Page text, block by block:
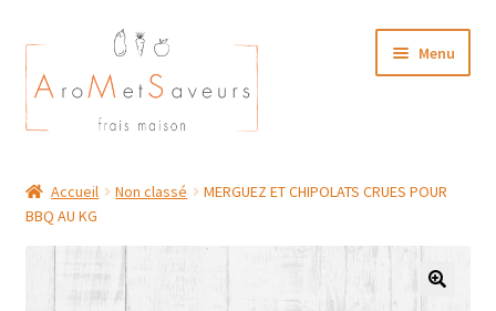
Aller
à
la
navigation
Aller
au
contenu
Menu
Plat du Jour/ Menu Week end
NOS BOUTIQUES
Accueil Non classé
MERGUEZ ET CHIPOLATS CRUES POUR
BBQ AU KG